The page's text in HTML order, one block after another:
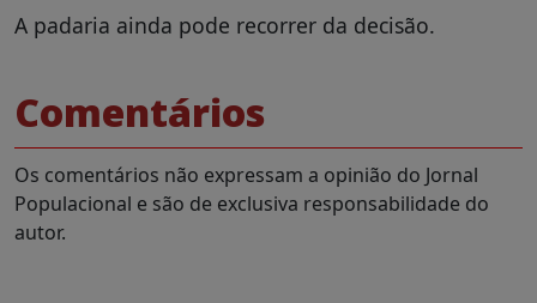
A padaria ainda pode recorrer da decisão.
Comentários
Os comentários não expressam a opinião do Jornal
Populacional e são de exclusiva responsabilidade do
autor.